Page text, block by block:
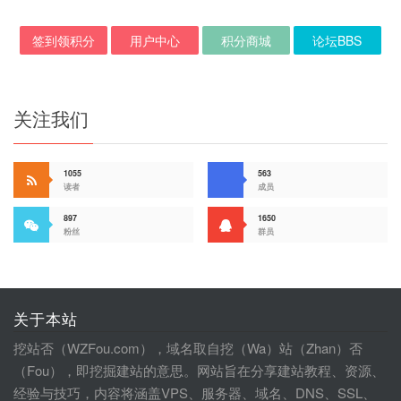
签到领积分 用户中心 积分商城 论坛BBS
关注我们
1055
读者
563
成员
897
粉丝
1650
群员
关于本站
挖站否（WZFou.com），域名取自挖（Wa）站（Zhan）否
（Fou），即挖掘建站的意思。网站旨在分享建站教程、资源、
经验与技巧，内容将涵盖VPS、服务器、域名、DNS、SSL、